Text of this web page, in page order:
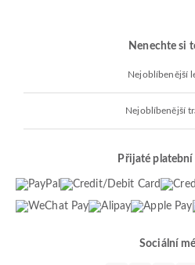
Nenechte si
Nejoblíbenější
Nejoblíbenější
Přijaté
Sociální